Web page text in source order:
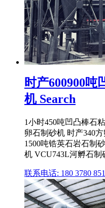
时产600900吨
机 Search
1小时450吨凹凸棒石
卵石制砂机 时产340
1500吨锆英石岩石制
机 VCU743L河孵石制
联系电话: 180 3780